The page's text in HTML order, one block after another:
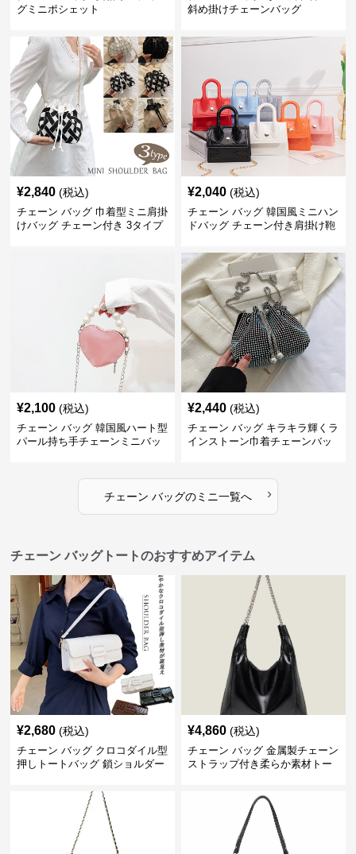
グミニポシェット
斜め掛けチェーンバッグ
¥2,840 (税込)
チェーン バッグ 巾着型ミニ肩掛
けバッグ チェーン付き 3タイプ
¥2,040 (税込)
チェーン バッグ 韓国風ミニハン
ドバッグ チェーン付き肩掛け鞄
¥2,100 (税込)
チェーン バッグ 韓国風ハート型
パール持ち手チェーンミニバッ
¥2,440 (税込)
チェーン バッグ キラキラ輝くラ
インストーン巾着チェーンバッ
チェーン バッグのミニ一覧へ ›
チェーン バッグトートのおすすめアイテム
¥2,680 (税込)
チェーン バッグ クロコダイル型
押しトートバッグ 鎖ショルダー
¥4,860 (税込)
チェーン バッグ 金属製チェーン
ストラップ付き柔らか素材トー